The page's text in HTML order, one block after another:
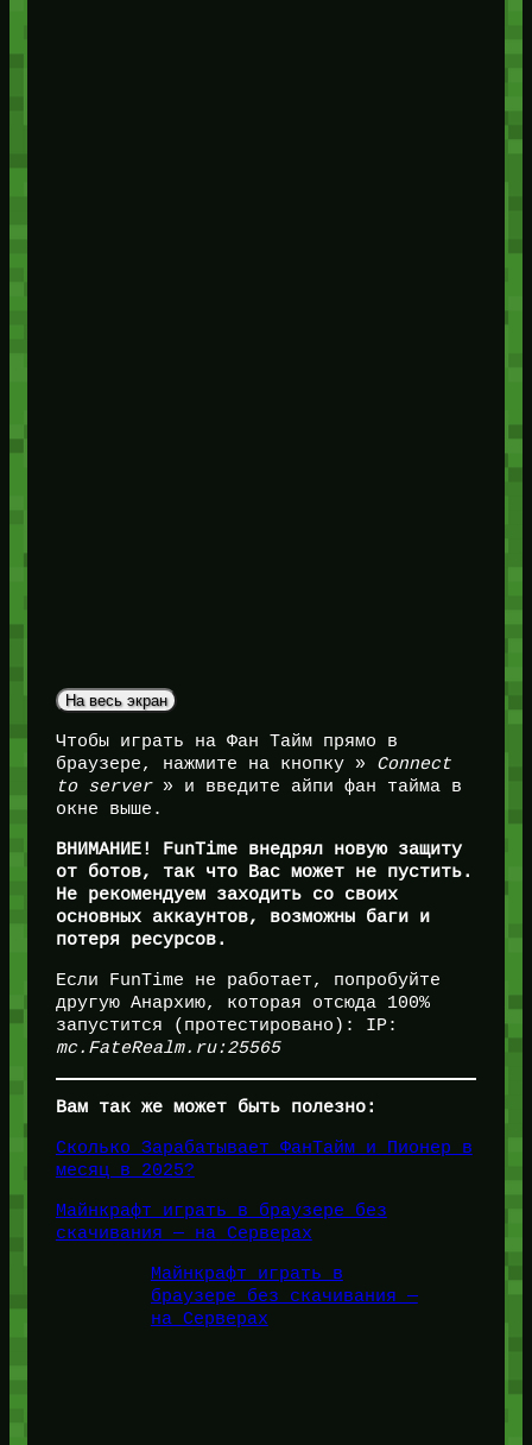
На весь экран
Чтобы играть на Фан Тайм прямо в
браузере, нажмите на кнопку » Connect
to server» и введите айпи фан тайма в
окне выше.
ВНИМАНИЕ! FunTime внедрял новую защиту
от ботов, так что Вас может не пустить.
Не рекомендуем заходить со своих
основных аккаунтов, возможны баги и
потеря ресурсов.
Если FunTime не работает, попробуйте
другую Анархию, которая отсюда 100%
запустится (протестировано): IP:
mc.FateRealm.ru:25565
Вам так же может быть полезно:
Сколько Зарабатывает ФанТайм и Пионер в
месяц в 2025?
Майнкрафт играть в браузере без
скачивания — на Серверах
Майнкрафт играть в
браузере без скачивания —
на Серверах